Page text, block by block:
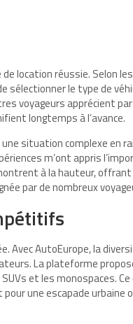
location réussie. Selon
sélectionner le type de
voyageurs apprécient
longtemps à l’avance.
situation complexe en
m’ont appris
à la hauteur,
par de nombreux
Avec AutoEurope, la
La plateforme
et les monospaces.
une escapade urbaine